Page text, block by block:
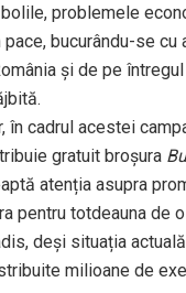
problemele
bucurându-se
și de pe
în cadrul acestei
gratuit broșura
atenția asupra
pentru totdeauna
deși situația
milioane de